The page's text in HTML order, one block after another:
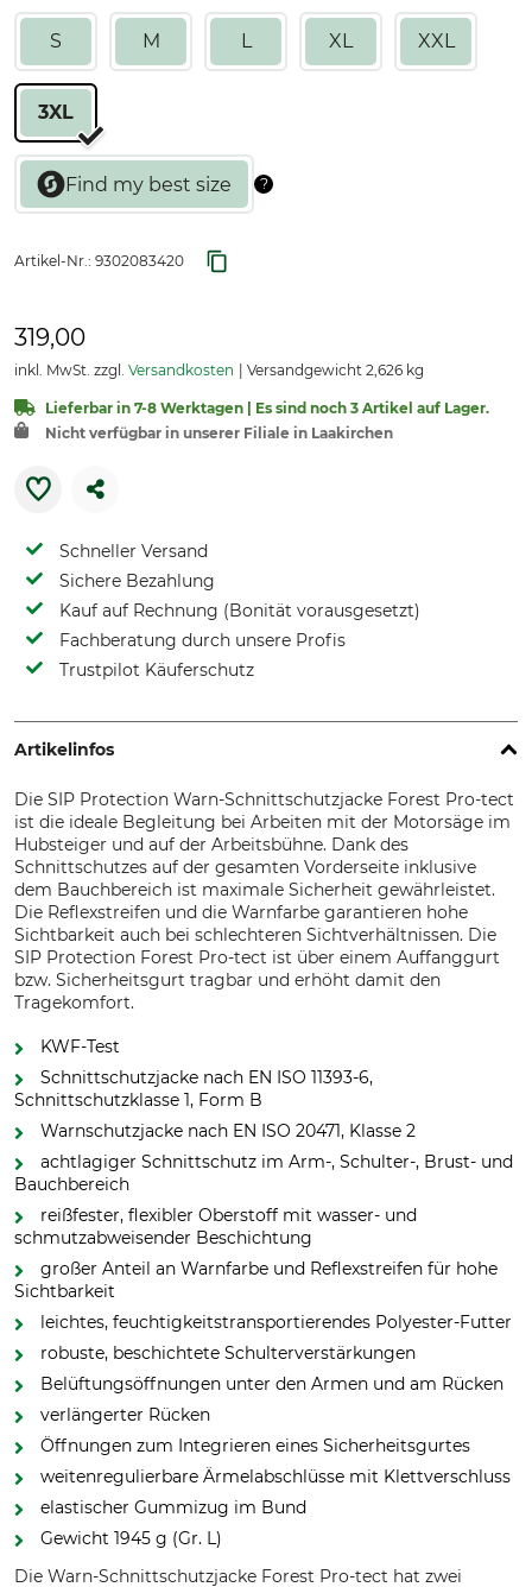
S M L XL XXL
3XL
Artikel-Nr.: 9302083420
319,00
inkl. MwSt. zzgl. Versandkosten Versandgewicht 2,626 kg
Lieferbar in 7-8 Werktagen | Es sind noch 3 Artikel auf Lager.
Nicht verfügbar in unserer Filiale in Laakirchen
Schneller Versand
Sichere Bezahlung
Kauf auf Rechnung (Bonität vorausgesetzt)
Fachberatung durch unsere Profis
Trustpilot Käuferschutz
Artikelinfos
Die SIP Protection Warn-Schnittschutzjacke Forest Pro-tect
ist die ideale Begleitung bei Arbeiten mit der Motorsäge im
Hubsteiger und auf der Arbeitsbühne. Dank des
Schnittschutzes auf der gesamten Vorderseite inklusive
dem Bauchbereich ist maximale Sicherheit gewährleistet.
Die Reflexstreifen und die Warnfarbe garantieren hohe
Sichtbarkeit auch bei schlechteren Sichtverhältnissen. Die
SIP Protection Forest Pro-tect ist über einem Auffanggurt
bzw. Sicherheitsgurt tragbar und erhöht damit den
Tragekomfort.
KWF-Test
Schnittschutzjacke nach EN ISO 11393-6,
Schnittschutzklasse 1, Form B
Warnschutzjacke nach EN ISO 20471, Klasse 2
achtlagiger Schnittschutz im Arm-, Schulter-, Brust- und
Bauchbereich
reißfester, flexibler Oberstoff mit wasser- und
schmutzabweisender Beschichtung
großer Anteil an Warnfarbe und Reflexstreifen für hohe
Sichtbarkeit
leichtes, feuchtigkeitstransportierendes Polyester-Futter
robuste, beschichtete Schulterverstärkungen
Belüftungsöffnungen unter den Armen und am Rücken
verlängerter Rücken
Öffnungen zum Integrieren eines Sicherheitsgurtes
weitenregulierbare Ärmelabschlüsse mit Klettverschluss
elastischer Gummizug im Bund
Gewicht 1945 g (Gr. L)
Die Warn-Schnittschutzjacke Forest Pro-tect hat zwei